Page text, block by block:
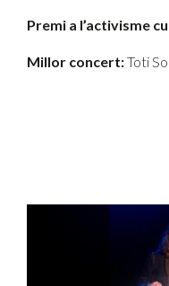
Premi a l’activisme
Millor concert:Toti